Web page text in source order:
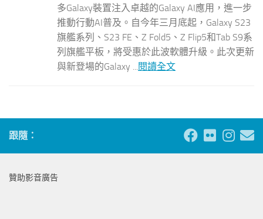
多Galaxy裝置注入卓越的Galaxy AI應用，進一步
推動行動AI普及。自今年三月底起，Galaxy S23
旗艦系列、S23 FE、Z Fold5、Z Flip5和Tab S9系
列旗艦平板，將受惠於此波軟體升級。此次更新
與新登場的Galaxy ...閱讀全文
跟隨：
贊助影音廣告